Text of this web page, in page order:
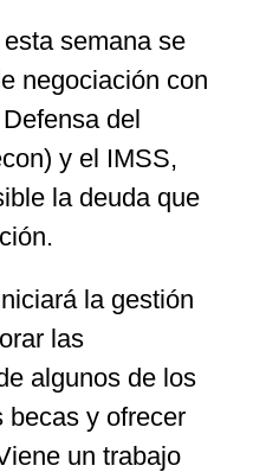
semana se
negociación con
del
y el IMSS,
la deuda que
la gestión
las
algunos de los
becas y ofrecer
un trabajo